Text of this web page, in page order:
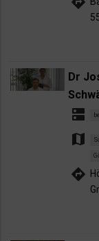
Dr
dns
map
directions